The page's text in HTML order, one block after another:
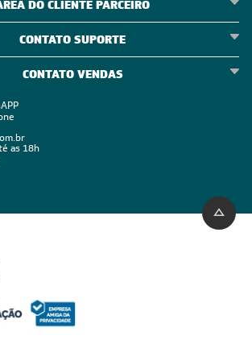
DO CLIENTE PARCEIRO
CONTATO SUPORTE
CONTATO VENDAS
as 18h